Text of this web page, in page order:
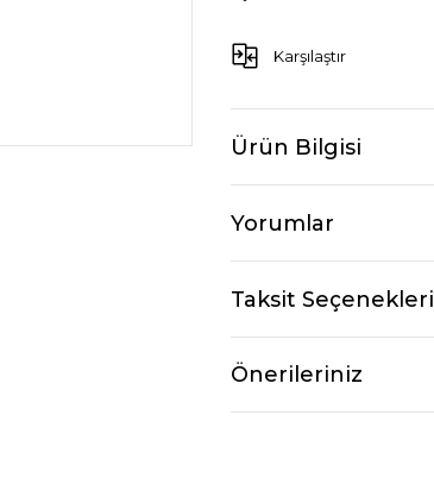
Karşılaştır
Ürün Bilgisi
Yorumlar
Taksit Seçenekleri
Önerileriniz